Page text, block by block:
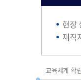
현장
재직
교육체계 확